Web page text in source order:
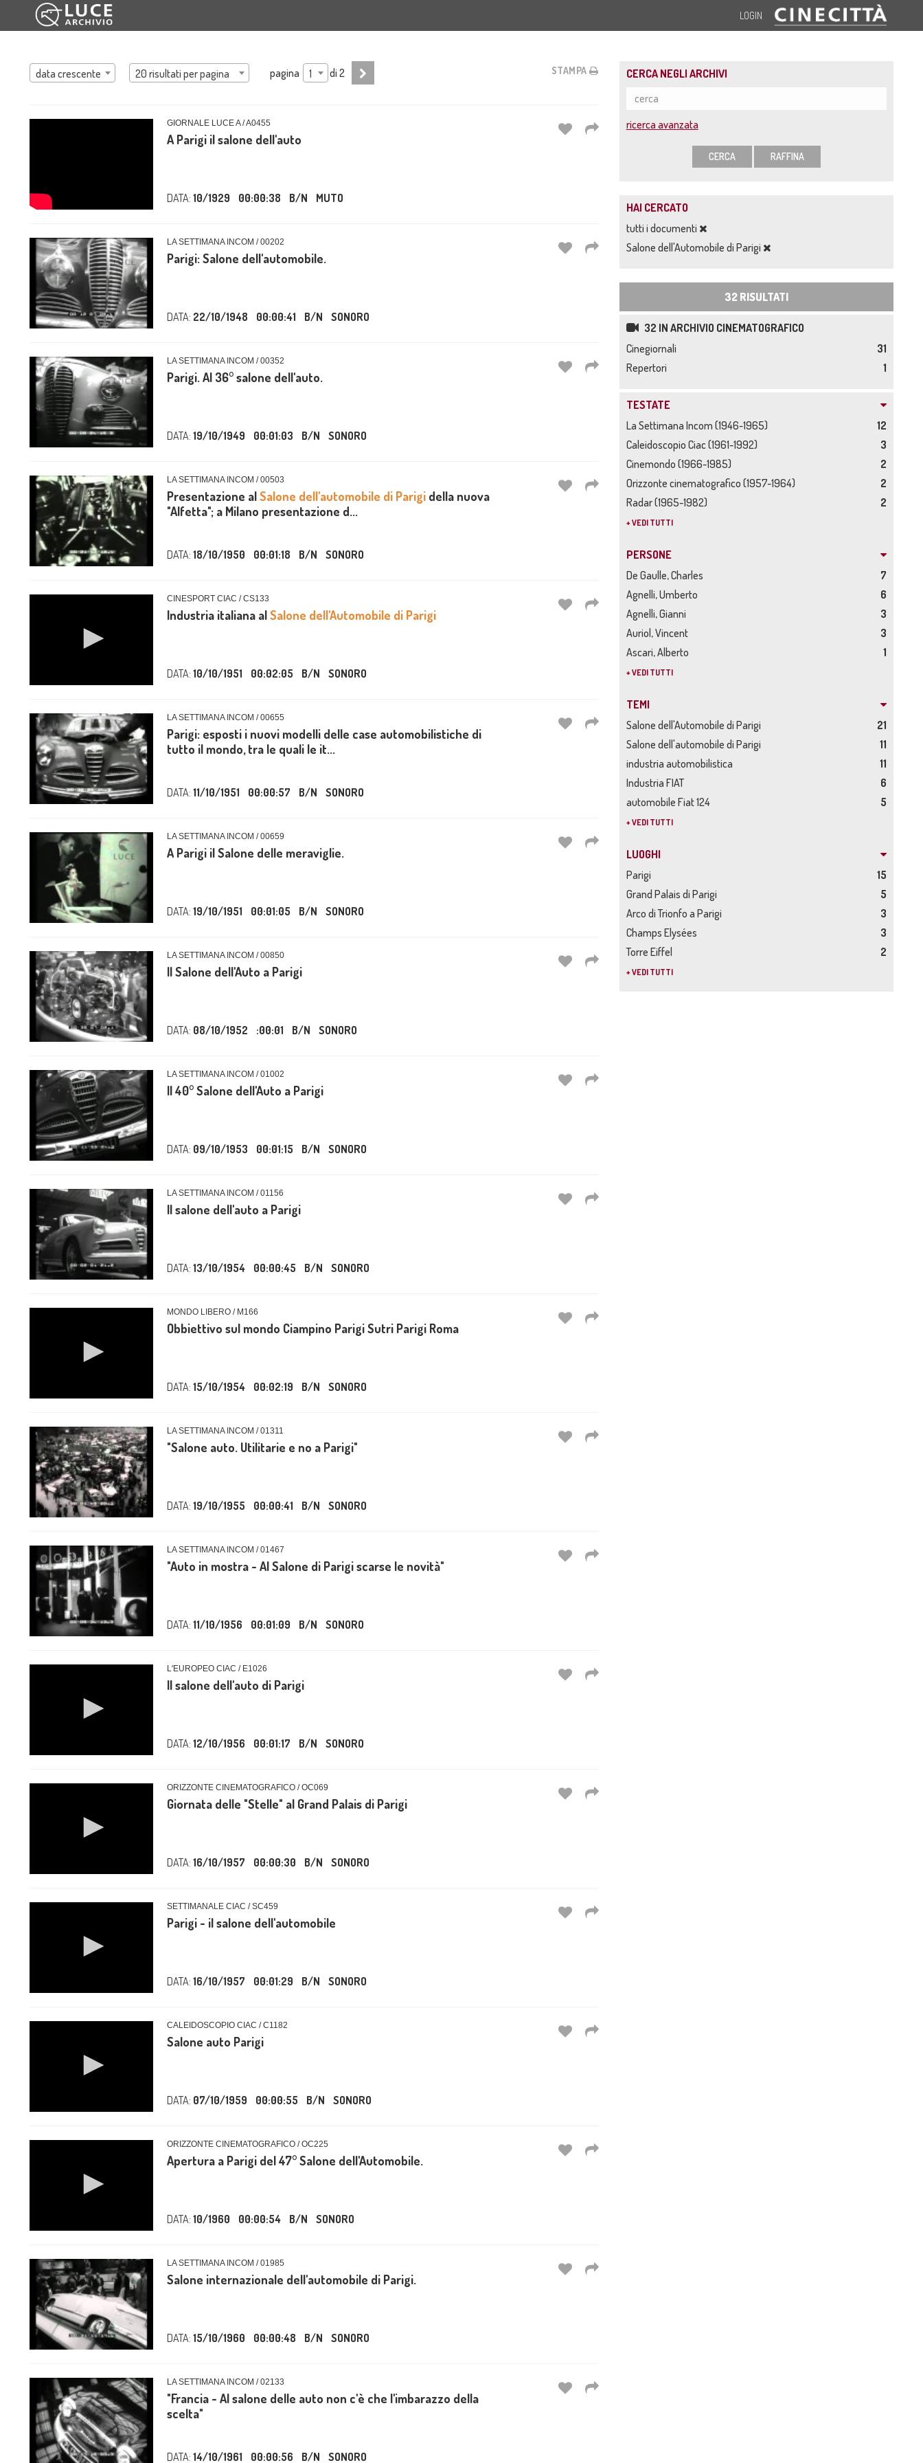
LOGIN
data crescente 20 risultati per pagina pagina 1 di 2 STAMPA
GIORNALE LUCE A / A0455
A Parigi il salone dell'auto
DATA: 10/1929 00:00:38 B/N MUTO
LA SETTIMANA INCOM / 00202
Parigi: Salone dell'automobile.
DATA: 22/10/1948 00:00:41 B/N SONORO
LA SETTIMANA INCOM / 00352
Parigi. Al 36° salone dell'auto.
DATA: 19/10/1949 00:01:03 B/N SONORO
LA SETTIMANA INCOM / 00503
Presentazione alSalone dell'automobile di Parigi della nuova
"Alfetta"; a Milano presentazione d...
DATA: 18/10/1950 00:01:18 B/N SONORO
CINESPORT CIAC / CS133
Industria italiana alSalone dell'Automobile di Parigi
DATA: 10/10/1951 00:02:05 B/N SONORO
LA SETTIMANA INCOM / 00655
Parigi: esposti i nuovi modelli delle case automobilistiche di
tutto il mondo, tra le quali le it...
DATA: 11/10/1951 00:00:57 B/N SONORO
LA SETTIMANA INCOM / 00659
A Parigi il Salone delle meraviglie.
DATA: 19/10/1951 00:01:05 B/N SONORO
LA SETTIMANA INCOM / 00850
Il Salone dell'Auto a Parigi
DATA: 08/10/1952 :00:01 B/N SONORO
LA SETTIMANA INCOM / 01002
Il 40° Salone dell'Auto a Parigi
DATA: 09/10/1953 00:01:15 B/N SONORO
LA SETTIMANA INCOM / 01156
Il salone dell'auto a Parigi
DATA: 13/10/1954 00:00:45 B/N SONORO
MONDO LIBERO / M166
Obbiettivo sul mondo Ciampino Parigi Sutri Parigi Roma
DATA: 15/10/1954 00:02:19 B/N SONORO
LA SETTIMANA INCOM / 01311
"Salone auto. Utilitarie e no a Parigi"
DATA: 19/10/1955 00:00:41 B/N SONORO
LA SETTIMANA INCOM / 01467
"Auto in mostra - Al Salone di Parigi scarse le novità"
DATA: 11/10/1956 00:01:09 B/N SONORO
L'EUROPEO CIAC / E1026
Il salone dell'auto di Parigi
DATA: 12/10/1956 00:01:17 B/N SONORO
ORIZZONTE CINEMATOGRAFICO / OC069
Giornata delle "Stelle" al Grand Palais di Parigi
DATA: 16/10/1957 00:00:30 B/N SONORO
SETTIMANALE CIAC / SC459
Parigi - il salone dell'automobile
DATA: 16/10/1957 00:01:29 B/N SONORO
CALEIDOSCOPIO CIAC / C1182
Salone auto Parigi
DATA: 07/10/1959 00:00:55 B/N SONORO
ORIZZONTE CINEMATOGRAFICO / OC225
Apertura a Parigi del 47° Salone dell'Automobile.
DATA: 10/1960 00:00:54 B/N SONORO
LA SETTIMANA INCOM / 01985
Salone internazionale dell'automobile di Parigi.
DATA: 15/10/1960 00:00:48 B/N SONORO
LA SETTIMANA INCOM / 02133
"Francia - Al salone delle auto non c'è che l'imbarazzo della
scelta"
DATA: 14/10/1961 00:00:56 B/N SONORO
CERCA NEGLI ARCHIVI
ricerca avanzata
CERCA RAFFINA
HAI CERCATO
tutti i documenti
Salone dell'Automobile di Parigi
32 RISULTATI
32 IN ARCHIVIO CINEMATOGRAFICO
Cinegiornali
31
Repertori
1
TESTATE
La Settimana Incom (1946-1965)
12
Caleidoscopio Ciac (1961-1992)
3
Cinemondo (1966-1985)
2
Orizzonte cinematografico (1957-1964)
2
Radar (1965-1982)
2
+ VEDI TUTTI
PERSONE
De Gaulle, Charles
7
Agnelli, Umberto
6
Agnelli, Gianni
3
Auriol, Vincent
3
Ascari, Alberto
1
+ VEDI TUTTI
TEMI
Salone dell'Automobile di Parigi
21
Salone dell'automobile di Parigi
11
industria automobilistica
11
Industria FIAT
6
automobile Fiat 124
5
+ VEDI TUTTI
LUOGHI
Parigi
15
Grand Palais di Parigi
5
Arco di Trionfo a Parigi
3
Champs Elysées
3
Torre Eiffel
2
+ VEDI TUTTI